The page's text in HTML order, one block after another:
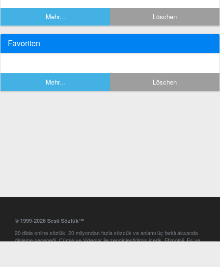
Mehr... Löschen
Favoriten
Mehr... Löschen
© 1999-2026 Sesli Sözlük™
20 dilde online sözlük. 20 milyondan fazla sözcük ve anlamı üç farklı aksanda
dinleme seçeneği. Cümle ve Videolar ile zenginleştirilmiş içerik. Etimoloji, Eş ve